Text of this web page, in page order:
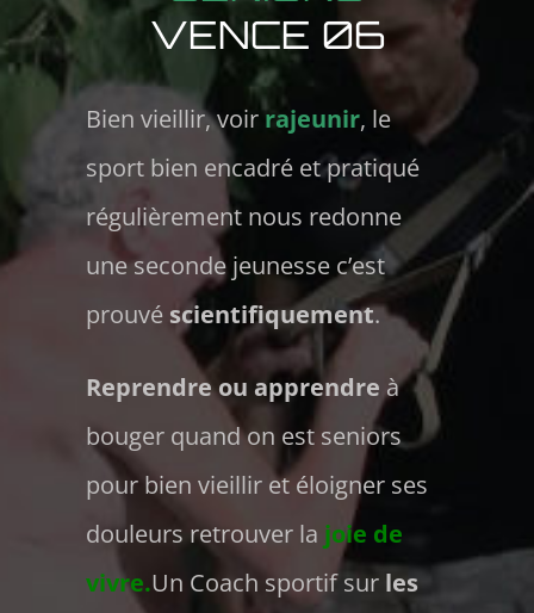
VENCE 06
Bien vieillir, voirrajeunir, le
sport bien encadré et pratiqué
régulièrement nous redonne
une seconde jeunesse c’est
prouvé scientifiquement.
Reprendre ou apprendre à
bouger quand on est seniors
pour bien vieillir et éloigner ses
douleurs retrouver la joie de
vivre.Un Coach sportif sur les